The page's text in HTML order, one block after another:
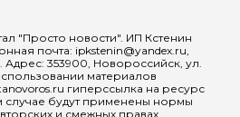
"Просто новости". ИП Кстенин
почта: ipkstenin@yandex.ru,
Адрес: 353900, Новороссийск, ул.
материалов
гиперссылка на ресурс
случае будут применены нормы
и смежных правах.